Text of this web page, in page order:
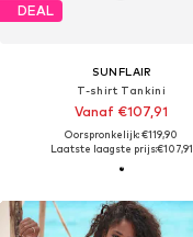
DEAL
SUNFLAIR
T-shirt Tankini
Vanaf €107,91
Oorspronkelijk: €119,90
Laatste laagste prijs:€107,91